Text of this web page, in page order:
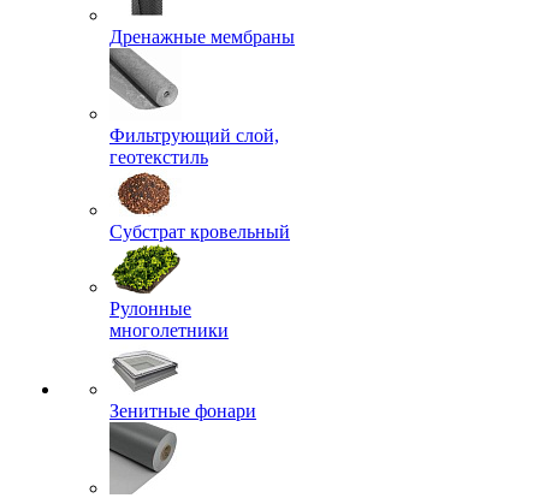
Дренажные мембраны
Фильтрующий слой,
геотекстиль
Субстрат кровельный
Рулонные
многолетники
Зенитные фонари